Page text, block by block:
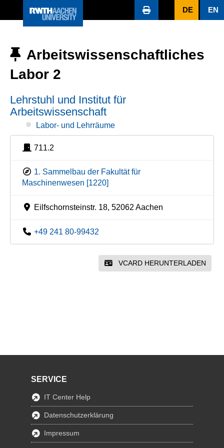
DE EN
Arbeitswissenschaftliches
Labor 2
Lehrstuhl und Institut für
Arbeitswissenschaft
Labor- und Lehrräume
711.2
1. Sammelbau der Fakultät für
Maschinenwesen [1220]
Eilfschornsteinstr. 18, 52062 Aachen
+49 241 80-99432
VCARD HERUNTERLADEN
SERVICE
IT Center Help
Datenschutzerklärung
Impressum